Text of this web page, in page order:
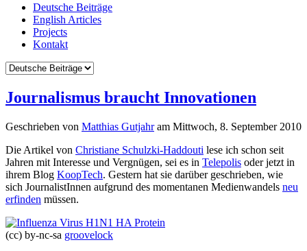
Deutsche Beiträge
English Articles
Projects
Kontakt
Journalismus braucht Innovationen
Geschrieben von Matthias Gutjahram Mittwoch, 8. September 2010
Die Artikel von Christiane Schulzki-Haddouti lese ich schon seit
Jahren mit Interesse und Vergnügen, sei es in Telepolis oder jetzt in
ihrem Blog KoopTech. Gestern hat sie darüber geschrieben, wie
sich JournalistInnen aufgrund des momentanen Medienwandels neu
erfinden müssen.
(cc) by-nc-sa groovelock